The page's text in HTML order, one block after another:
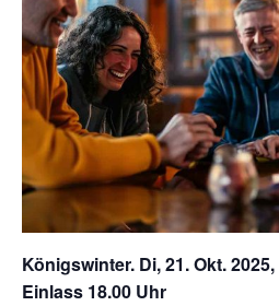
Königswinter. Di, 21. Okt.
Einlass 18.00 Uhr